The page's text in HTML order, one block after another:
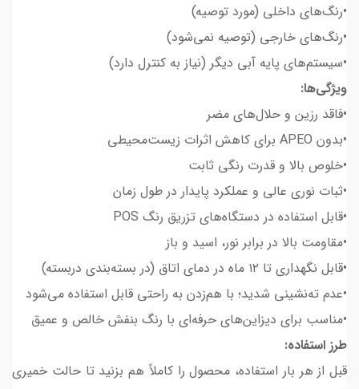
•رنگ‌های داخلی (مورد توصیه)
•رنگ‌های خارجی (توصیه نمی‌شود)
•سیستم‌های پایه آبی دیگر (نیاز به کنترل دارد)
ویژگی‌ها:
•فاقد رزین و حلال‌های مضر
•بدون APEO برای کاهش اثرات زیست‌محیطی
•خلوص بالا و قدرت رنگی ثابت
•ثبات نوری عالی و عملکرد پایدار در طول زمان
•قابل استفاده در دستگاه‌های تزریق رنگ POS
•مقاومت بالا در برابر نور، اسید و باز
•قابل نگهداری تا ۱۲ ماه در دمای اتاق (در بسته‌بندی دربسته)
•عدم ته‌نشینی شدید؛ با هم‌زدن به راحتی قابل استفاده می‌شود
•مناسب برای دیزاین‌های حرفه‌ای با رنگ بنفش خالص و عمیق
طرز استفاده:
قبل از هر بار استفاده، محصول را کاملاً هم بزنید تا حالت خمیری